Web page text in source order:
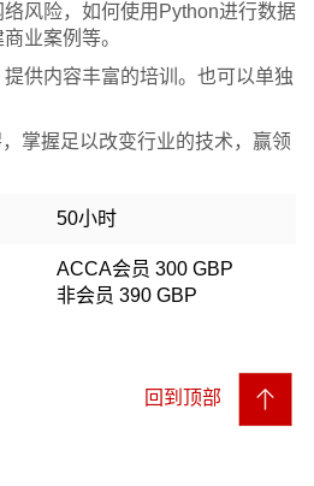
风险，如何使用Python进行数据
业案例等。
供内容丰富的培训。也可以单独
掌握足以改变行业的技术，赢领
50小时
ACCA会员 300 GBP
非会员 390 GBP
回到顶部